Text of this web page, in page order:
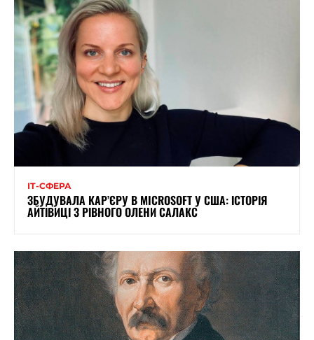
ІТ-СФЕРА
ЗБУДУВАЛА КАР’ЄРУ В MICROSOFT У США: ІСТОРІЯ
АЙТІВИЦІ З РІВНОГО ОЛЕНИ САЛАКС